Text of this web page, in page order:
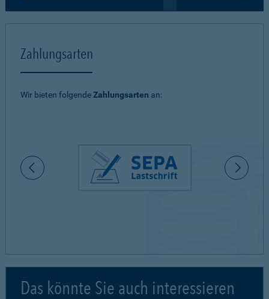
Zahlungsarten
Wir bieten folgendeZahlungsarten an:
Das könnte Sie auch interessieren